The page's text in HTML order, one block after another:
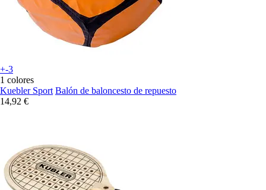
+-3
1 colores
Kuebler Sport Balón de baloncesto de repuesto
14,92 €